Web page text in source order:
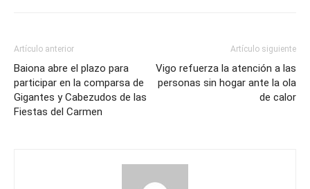
Artículo anterior
Baiona abre el plazo para
participar en la comparsa de
Gigantes y Cabezudos de las
Fiestas del Carmen
Artículo siguiente
Vigo refuerza la atención a las
personas sin hogar ante la ola
de calor